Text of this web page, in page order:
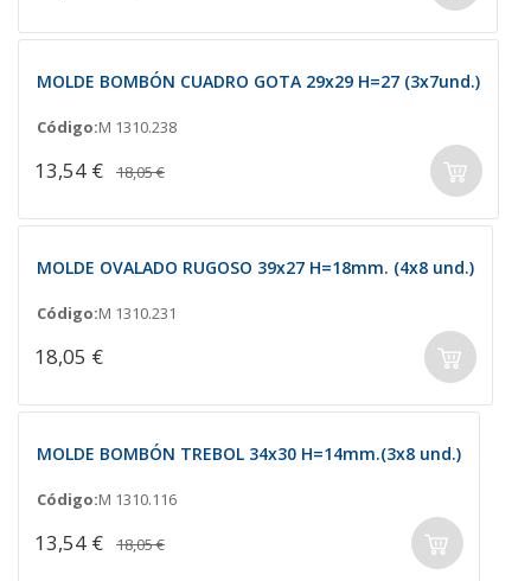
MOLDE BOMBÓN CUADRO GOTA 29x29 H=27 (3x7und.)
Código:M 1310.238
13,54 € 18,05 €
MOLDE OVALADO RUGOSO 39x27 H=18mm. (4x8 und.)
Código:M 1310.231
18,05 €
MOLDE BOMBÓN TREBOL 34x30 H=14mm.(3x8 und.)
Código:M 1310.116
13,54 € 18,05 €